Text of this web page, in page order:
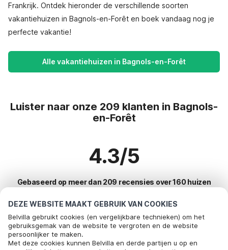
DEZE WEBSITE MAAKT GEBRUIK VAN COOKIES
Belvilla gebruikt cookies (en vergelijkbare technieken) om het
gebruiksgemak van de website te vergroten en de website
persoonlijker te maken.
Met deze cookies kunnen Belvilla en derde partijen u op en
Frankrijk. Ontdek hieronder de verschillende soorten
vakantiehuizen in Bagnols-en-Forêt en boek vandaag nog je
perfecte vakantie!
Alle vakantiehuizen in Bagnols-en-Forêt
Luister naar onze 209 klanten in Bagnols-
en-Forêt
4.3/5
Gebaseerd op meer dan 209 recensies over 160 huizen
Meest populaire bestemmingen voor
vakantie